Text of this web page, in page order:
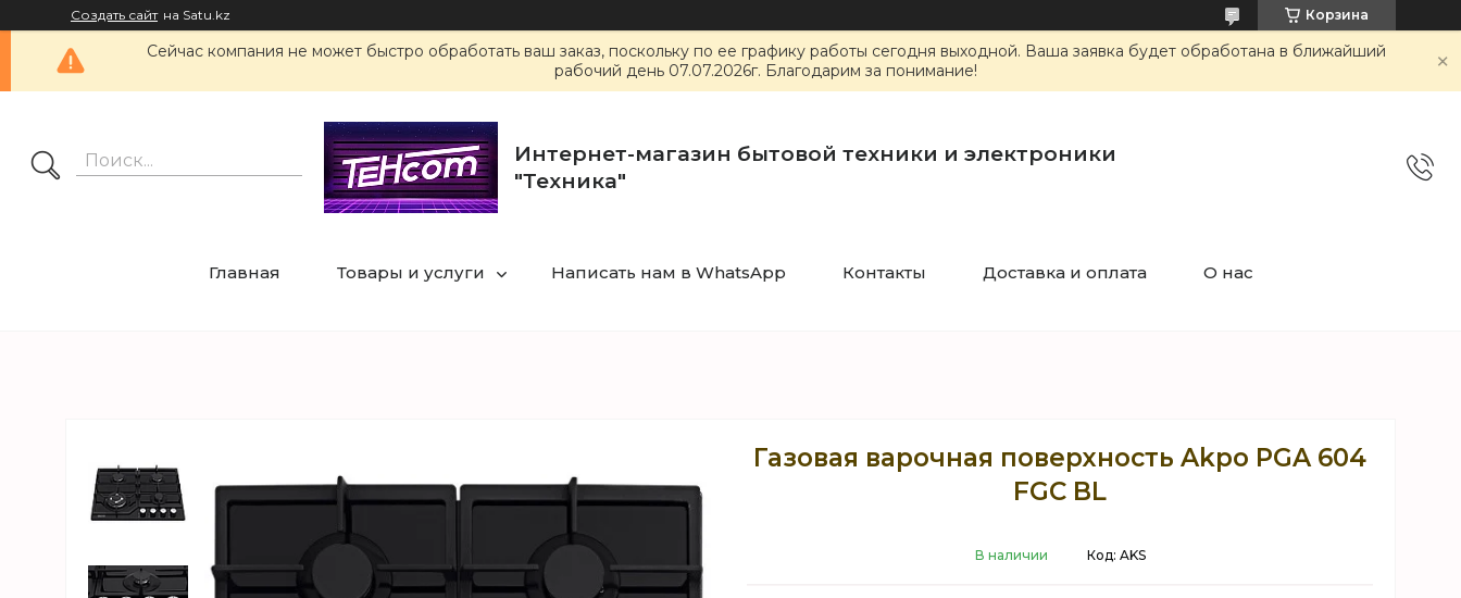
Создать сайт на Satu.kz Корзина
Сейчас компания не может быстро обработать ваш заказ, поскольку по ее графику работы сегодня выходной. Ваша заявка будет обработана в ближайший
рабочий день 07.07.2026г. Благодарим за понимание!
Интернет-магазин бытовой техники и электроники
"Техника"
Главная Товары и услуги Написать нам в WhatsApp Контакты Доставка и оплата О нас
Газовая варочная поверхность Akpo PGA 604
FGC BL
В наличии Код: AKS